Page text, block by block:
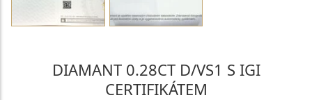
DIAMANT 0.28CT D/VS1 S IGI
CERTIFIKÁTEM